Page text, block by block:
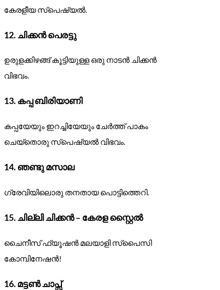
കേരളീയ സ്പെഷ്യൽ.
12.ചിക്കൻ പെരട്ടു
ഉരുളക്കിഴങ്ങ് കൂട്ടിയുള്ള ഒരു നാടൻ ചിക്കൻ
വിഭവം.
13.കപ്പ ബിരിയാണി
കപ്പയേയും ഇറച്ചിയേയും ചേർത്ത് പാകം
ചെയ്തൊരു സ്പെഷ്യൽ വിഭവം.
14.ഞണ്ടു മസാല
ഗ്രേവിയിലൊരു തനതായ പൊട്ടിത്തെറി.
15.ചില്ലി ചിക്കൻ – കേരള സ്റ്റൈൽ
ചൈനീസ് ഫ്യൂഷൻ മലയാളി സ്പൈസി
കോമ്പിനേഷൻ!
16.മട്ടൺ ചാപ്സ്